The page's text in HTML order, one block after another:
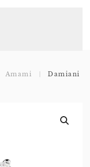
Amami
Damiani